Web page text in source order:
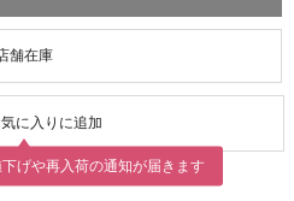
舗在庫
に入りに追加
げや再入荷の通知が届きます